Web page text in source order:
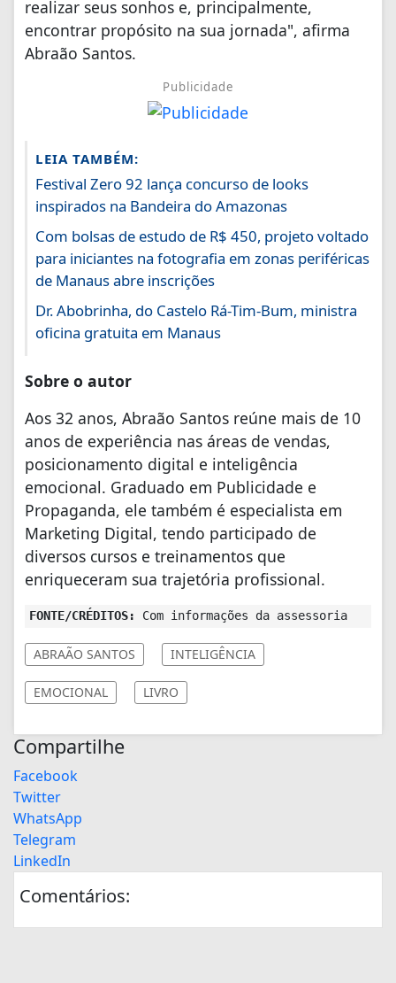
realizar seus sonhos e, principalmente,
encontrar propósito na sua jornada", afirma
Abraão Santos.
Publicidade
LEIA TAMBÉM:
Festival Zero 92 lança concurso de looks
inspirados na Bandeira do Amazonas
Com bolsas de estudo de R$ 450, projeto voltado
para iniciantes na fotografia em zonas periféricas
de Manaus abre inscrições
Dr. Abobrinha, do Castelo Rá-Tim-Bum, ministra
oficina gratuita em Manaus
Sobre o autor
Aos 32 anos, Abraão Santos reúne mais de 10
anos de experiência nas áreas de vendas,
posicionamento digital e inteligência
emocional. Graduado em Publicidade e
Propaganda, ele também é especialista em
Marketing Digital, tendo participado de
diversos cursos e treinamentos que
enriqueceram sua trajetória profissional.
FONTE/CRÉDITOS: Com informações da assessoria
ABRAÃO SANTOS INTELIGÊNCIA
EMOCIONAL LIVRO
Compartilhe
Facebook
Twitter
WhatsApp
Telegram
LinkedIn
Comentários: